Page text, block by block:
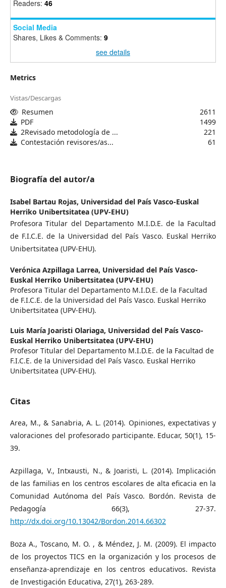
Readers: 46
Social Media
Shares, Likes & Comments: 9
see details
Metrics
Vistas/Descargas
Resumen
2611
PDF
1499
2Revisado metodología de ...
221
Contestación revisores/as...
61
Biografía del autor/a
Isabel Bartau Rojas, Universidad del País Vasco-Euskal
Herriko Unibertsitatea (UPV-EHU)
Profesora Titular del Departamento M.I.D.E. de la Facultad
de F.I.C.E. de la Universidad del País Vasco. Euskal Herriko
Unibertsitatea (UPV-EHU).
Verónica Azpillaga Larrea, Universidad del País Vasco-
Euskal Herriko Unibertsitatea (UPV-EHU)
Profesora Titular del Departamento M.I.D.E. de la Facultad
de F.I.C.E. de la Universidad del País Vasco. Euskal Herriko
Unibertsitatea (UPV-EHU).
Luis María Joaristi Olariaga, Universidad del País Vasco-
Euskal Herriko Unibertsitatea (UPV-EHU)
Profesor Titular del Departamento M.I.D.E. de la Facultad de
F.I.C.E. de la Universidad del País Vasco. Euskal Herriko
Unibertsitatea (UPV-EHU).
Citas
Area, M., & Sanabria, A. L. (2014). Opiniones, expectativas y
valoraciones del profesorado participante. Educar, 50(1), 15-
39.
Azpillaga, V., Intxausti, N., & Joaristi, L. (2014). Implicación
de las familias en los centros escolares de alta eficacia en la
Comunidad Autónoma del País Vasco. Bordón. Revista de
Pedagogía 66(3), 27-37.
http://dx.doi.org/10.13042/Bordon.2014.66302
Boza A., Toscano, M. O. , & Méndez, J. M. (2009). El impacto
de los proyectos TICS en la organización y los procesos de
enseñanza-aprendizaje en los centros educativos. Revista
de Investigación Educativa, 27(1), 263-289.